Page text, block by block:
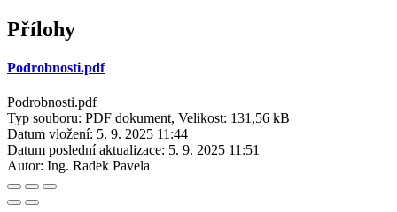
Přílohy
Podrobnosti.pdf
Podrobnosti.pdf
Typ souboru: PDF dokument, Velikost: 131,56 kB
Datum vložení: 5. 9. 2025 11:44
Datum poslední aktualizace: 5. 9. 2025 11:51
Autor: Ing. Radek Pavela